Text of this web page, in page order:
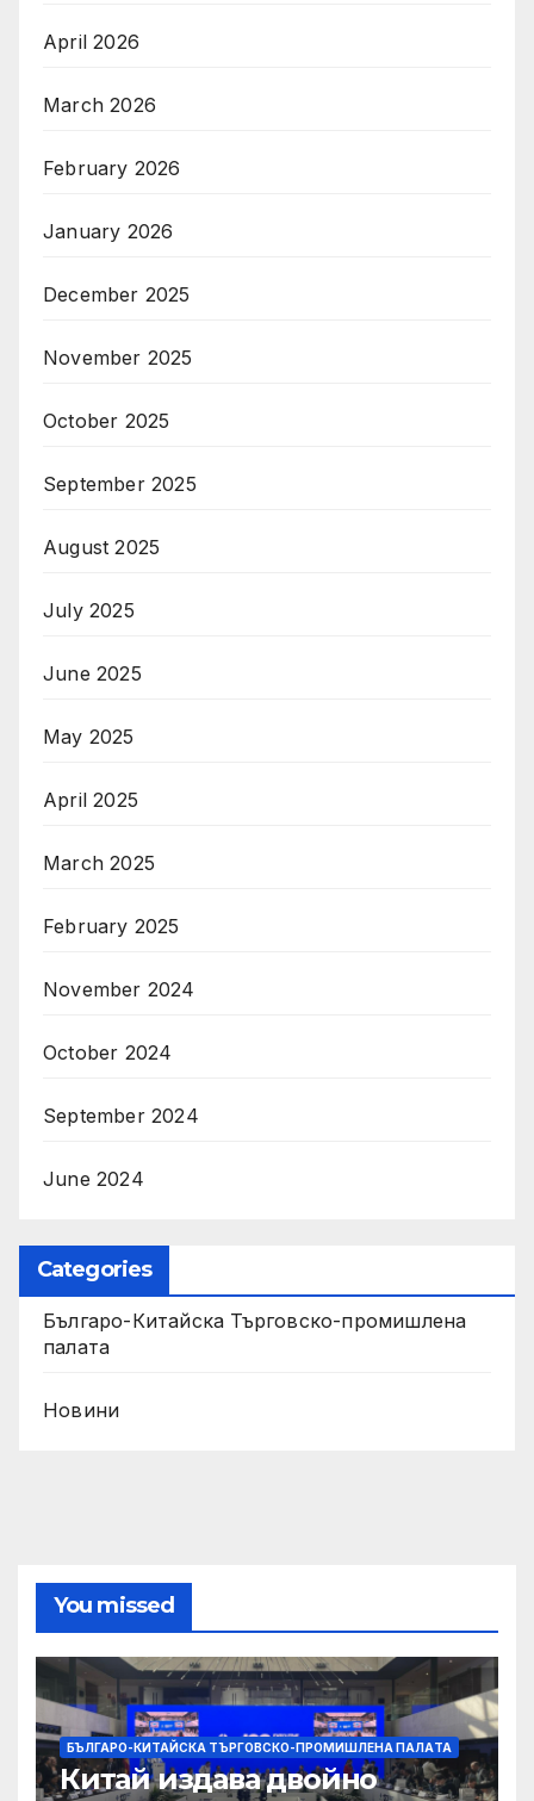
April 2026
March 2026
February 2026
January 2026
December 2025
November 2025
October 2025
September 2025
August 2025
July 2025
June 2025
May 2025
April 2025
March 2025
February 2025
November 2024
October 2024
September 2024
June 2024
Categories
Българо-Китайска Търговско-промишлена
палaта
Новини
You missed
БЪЛГАРО-КИТАЙСКА ТЪРГОВСКО-ПРОМИШЛЕНА ПАЛAТА
Китай издава двойно